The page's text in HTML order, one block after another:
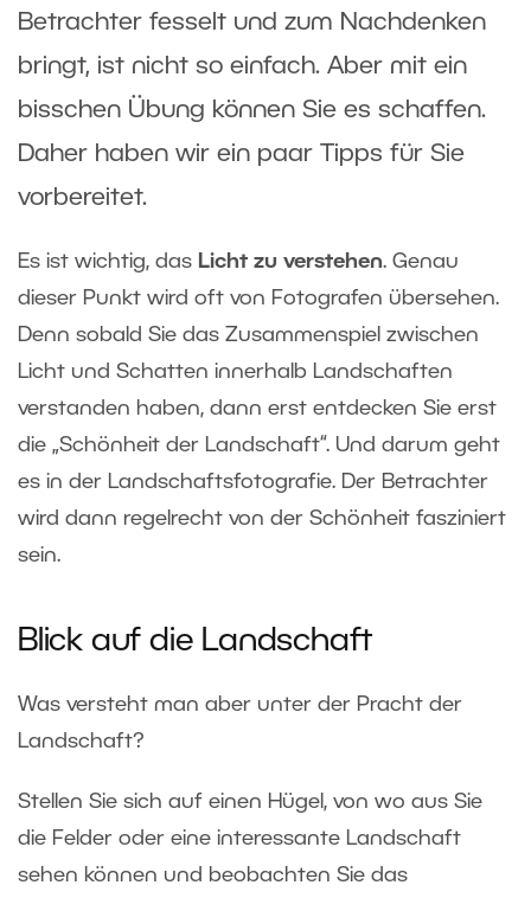
Betrachter fesselt und zum Nachdenken
bringt, ist nicht so einfach. Aber mit ein
bisschen Übung können Sie es schaffen.
Daher haben wir ein paar Tipps für Sie
vorbereitet.
Es ist wichtig, das Licht zu verstehen. Genau
dieser Punkt wird oft von Fotografen übersehen.
Denn sobald Sie das Zusammenspiel zwischen
Licht und Schatten innerhalb Landschaften
verstanden haben, dann erst entdecken Sie erst
die „Schönheit der Landschaft“. Und darum geht
es in der Landschaftsfotografie. Der Betrachter
wird dann regelrecht von der Schönheit fasziniert
sein.
Blick auf die Landschaft
Was versteht man aber unter der Pracht der
Landschaft?
Stellen Sie sich auf einen Hügel, von wo aus Sie
die Felder oder eine interessante Landschaft
sehen können und beobachten Sie das